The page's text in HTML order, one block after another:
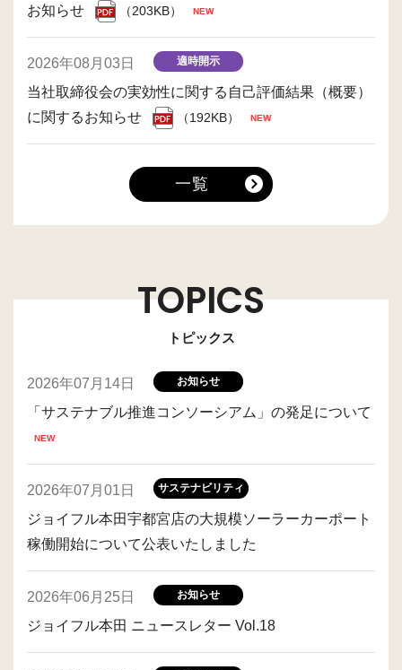
一覧
お知らせ
（203KB）
2026年08月03日 適時開示
当社取締役会の実効性に関する自己評価結果（概要）
に関するお知らせ
（192KB）
TOPICS
トピックス
2026年07月14日 お知らせ
「サステナブル推進コンソーシアム」の発足について
2026年07月01日 サステナビリティ
ジョイフル本田宇都宮店の大規模ソーラーカーポート
稼働開始について公表いたしました
2026年06月25日 お知らせ
ジョイフル本田 ニュースレター Vol.18